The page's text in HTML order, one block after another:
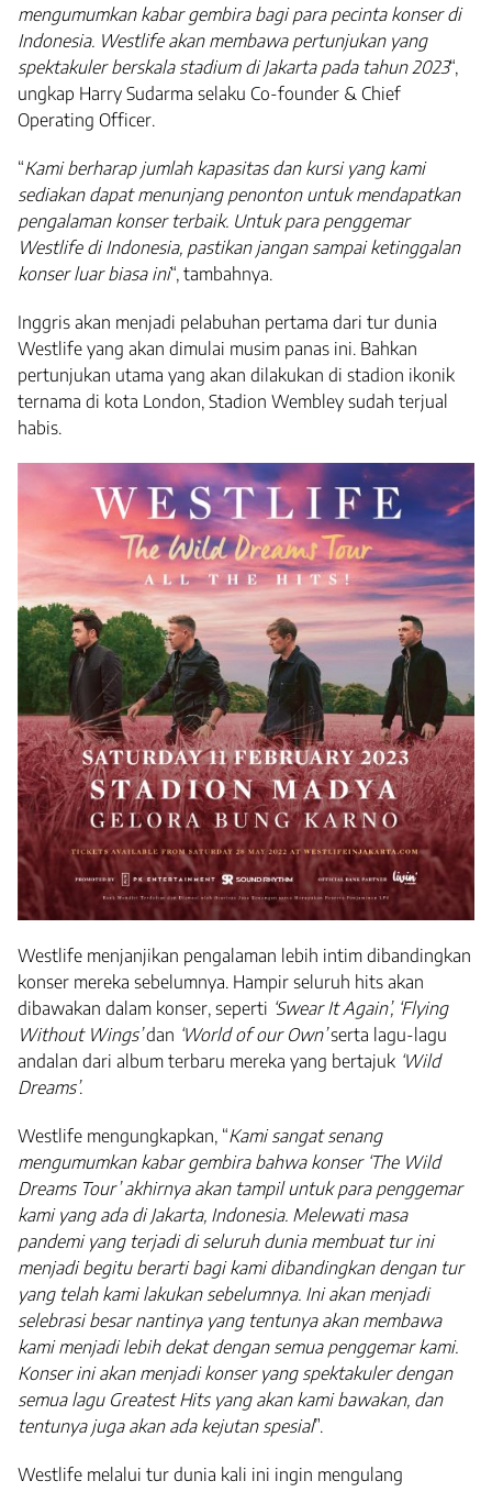
mengumumkan kabar gembira bagi para pecinta konser di
Indonesia. Westlife akan membawa pertunjukan yang
spektakuler berskala stadium di Jakarta pada tahun 2023“,
ungkap Harry Sudarma selaku Co-founder & Chief
Operating Officer.
“Kami berharap jumlah kapasitas dan kursi yang kami
sediakan dapat menunjang penonton untuk mendapatkan
pengalaman konser terbaik. Untuk para penggemar
Westlife di Indonesia, pastikan jangan sampai ketinggalan
konser luar biasa ini“, tambahnya.
Inggris akan menjadi pelabuhan pertama dari tur dunia
Westlife yang akan dimulai musim panas ini. Bahkan
pertunjukan utama yang akan dilakukan di stadion ikonik
ternama di kota London, Stadion Wembley sudah terjual
habis.
Westlife menjanjikan pengalaman lebih intim dibandingkan
konser mereka sebelumnya. Hampir seluruh hits akan
dibawakan dalam konser, seperti ‘Swear It Again’, ‘Flying
Without Wings’dan ‘World of our Own’serta lagu-lagu
andalan dari album terbaru mereka yang bertajuk ‘Wild
Dreams’.
Westlife mengungkapkan, “Kami sangat senang
mengumumkan kabar gembira bahwa konser ‘The Wild
Dreams Tour’ akhirnya akan tampil untuk para penggemar
kami yang ada di Jakarta, Indonesia. Melewati masa
pandemi yang terjadi di seluruh dunia membuat tur ini
menjadi begitu berarti bagi kami dibandingkan dengan tur
yang telah kami lakukan sebelumnya. Ini akan menjadi
selebrasi besar nantinya yang tentunya akan membawa
kami menjadi lebih dekat dengan semua penggemar kami.
Konser ini akan menjadi konser yang spektakuler dengan
semua lagu Greatest Hits yang akan kami bawakan, dan
tentunya juga akan ada kejutan spesial”.
Westlife melalui tur dunia kali ini ingin mengulang